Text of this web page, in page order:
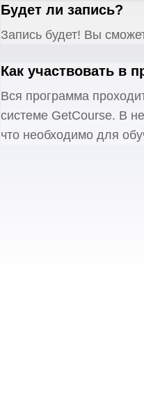
Будет ли запись?
Запись будет! Вы
Как участвовать в
Вся программа
системе GetCourse. В
что необходимо для